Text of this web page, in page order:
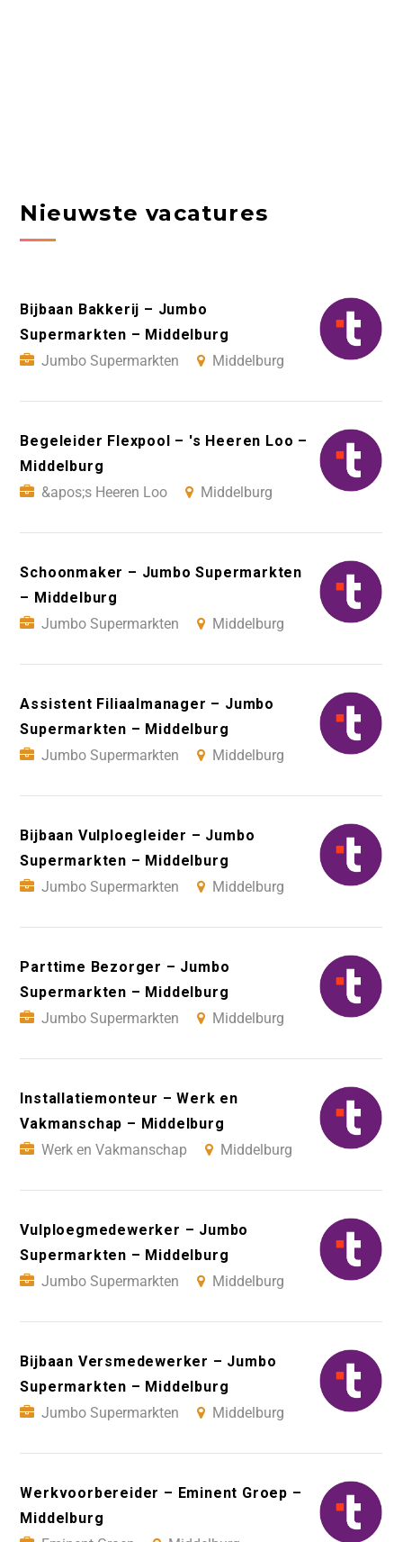
Nieuwste vacatures
Bijbaan Bakkerij – Jumbo
Supermarkten – Middelburg
Jumbo Supermarkten
Middelburg
Begeleider Flexpool – 's Heeren Loo –
Middelburg
&apos;s Heeren Loo
Middelburg
Schoonmaker – Jumbo Supermarkten
– Middelburg
Jumbo Supermarkten
Middelburg
Assistent Filiaalmanager – Jumbo
Supermarkten – Middelburg
Jumbo Supermarkten
Middelburg
Bijbaan Vulploegleider – Jumbo
Supermarkten – Middelburg
Jumbo Supermarkten
Middelburg
Parttime Bezorger – Jumbo
Supermarkten – Middelburg
Jumbo Supermarkten
Middelburg
Installatiemonteur – Werk en
Vakmanschap – Middelburg
Werk en Vakmanschap
Middelburg
Vulploegmedewerker – Jumbo
Supermarkten – Middelburg
Jumbo Supermarkten
Middelburg
Bijbaan Versmedewerker – Jumbo
Supermarkten – Middelburg
Jumbo Supermarkten
Middelburg
Werkvoorbereider – Eminent Groep –
Middelburg